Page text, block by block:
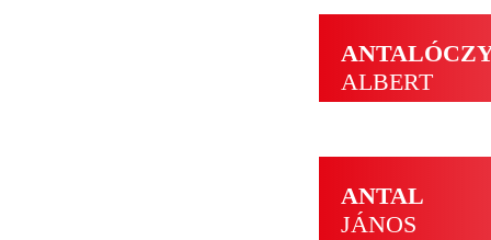
ALBERT
ANTAL
JÁNOS